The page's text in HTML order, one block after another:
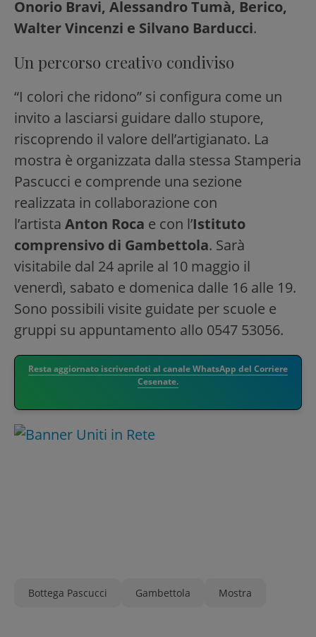
Onorio Bravi, Alessandro Tumà, Berico,
Walter Vincenzi e Silvano Barducci.
Un percorso creativo condiviso
“I colori che ridono” si configura come un
invito a lasciarsi guidare dallo stupore,
riscoprendo il valore dell’artigianato. La
mostra è organizzata dalla stessa Stamperia
Pascucci e comprende una sezione
realizzata in collaborazione con
l’artista Anton Roca e con l’Istituto
comprensivo di Gambettola. Sarà
visitabile dal 24 aprile al 10 maggio il
venerdì, sabato e domenica dalle 16 alle 19.
Sono possibili visite guidate per scuole e
gruppi su appuntamento allo 0547 53056.
Resta aggiornato iscrivendoti al canale WhatsApp del Corriere
Cesenate.
Bottega Pascucci Gambettola Mostra